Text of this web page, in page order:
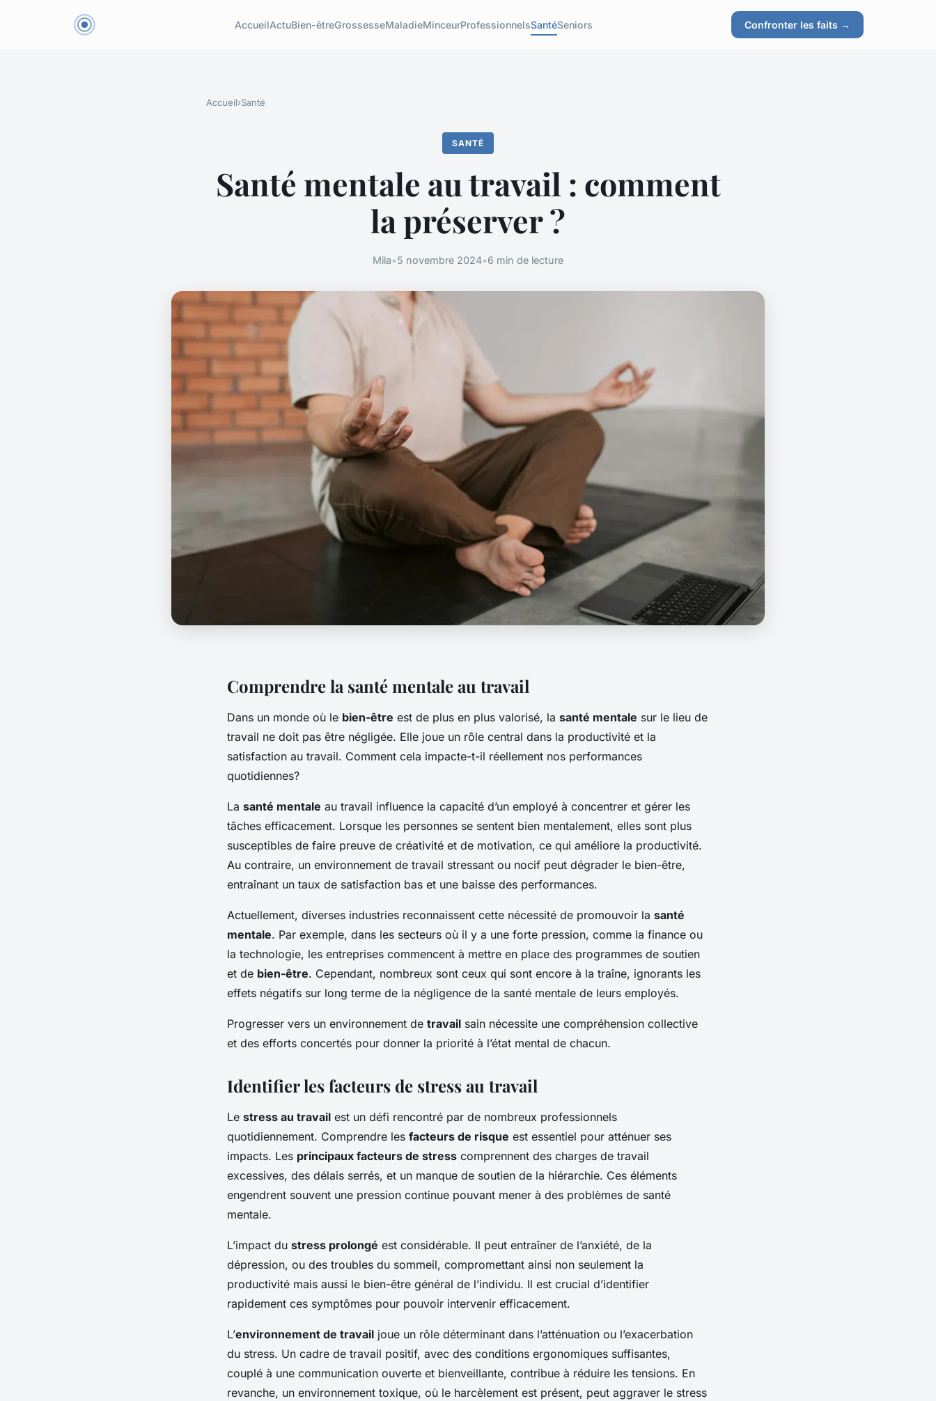
AccueilActuBien-êtreGrossesseMaladieMinceurProfessionnelsSantéSeniors Confronter les faits →
Accueil›Santé
SANTÉ
Santé mentale au travail : comment
la préserver ?
Mila•5 novembre 2024•6 min de lecture
Comprendre la santé mentale au travail
Dans un monde où le bien-être est de plus en plus valorisé, la santé mentale sur le lieu de
travail ne doit pas être négligée. Elle joue un rôle central dans la productivité et la
satisfaction au travail. Comment cela impacte-t-il réellement nos performances
quotidiennes?
La santé mentale au travail influence la capacité d’un employé à concentrer et gérer les
tâches efficacement. Lorsque les personnes se sentent bien mentalement, elles sont plus
susceptibles de faire preuve de créativité et de motivation, ce qui améliore la productivité.
Au contraire, un environnement de travail stressant ou nocif peut dégrader le bien-être,
entraînant un taux de satisfaction bas et une baisse des performances.
Actuellement, diverses industries reconnaissent cette nécessité de promouvoir la santé
mentale. Par exemple, dans les secteurs où il y a une forte pression, comme la finance ou
la technologie, les entreprises commencent à mettre en place des programmes de soutien
et de bien-être. Cependant, nombreux sont ceux qui sont encore à la traîne, ignorants les
effets négatifs sur long terme de la négligence de la santé mentale de leurs employés.
Progresser vers un environnement de travail sain nécessite une compréhension collective
et des efforts concertés pour donner la priorité à l’état mental de chacun.
Identifier les facteurs de stress au travail
Le stress au travail est un défi rencontré par de nombreux professionnels
quotidiennement. Comprendre les facteurs de risque est essentiel pour atténuer ses
impacts. Les principaux facteurs de stress comprennent des charges de travail
excessives, des délais serrés, et un manque de soutien de la hiérarchie. Ces éléments
engendrent souvent une pression continue pouvant mener à des problèmes de santé
mentale.
L’impact du stress prolongé est considérable. Il peut entraîner de l’anxiété, de la
dépression, ou des troubles du sommeil, compromettant ainsi non seulement la
productivité mais aussi le bien-être général de l’individu. Il est crucial d’identifier
rapidement ces symptômes pour pouvoir intervenir efficacement.
L’environnement de travail joue un rôle déterminant dans l’atténuation ou l’exacerbation
du stress. Un cadre de travail positif, avec des conditions ergonomiques suffisantes,
couplé à une communication ouverte et bienveillante, contribue à réduire les tensions. En
revanche, un environnement toxique, où le harcèlement est présent, peut aggraver le stress